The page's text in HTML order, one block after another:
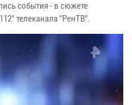
события - в сюжете
телеканала "РенТВ".